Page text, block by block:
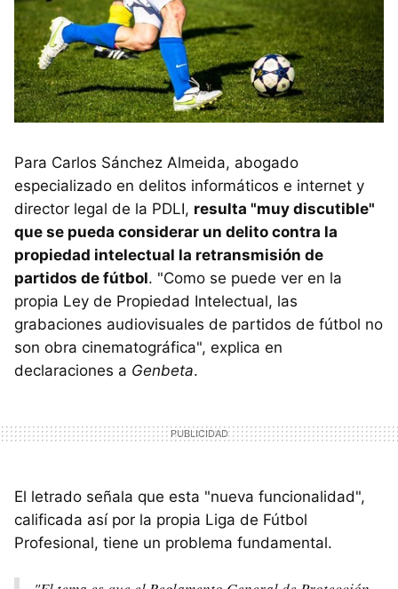
Para Carlos Sánchez Almeida, abogado
especializado en delitos informáticos e internet y
director legal de la PDLI, resulta "muy discutible"
que se pueda considerar un delito contra la
propiedad intelectual la retransmisión de
partidos de fútbol. "Como se puede ver en la
propia Ley de Propiedad Intelectual, las
grabaciones audiovisuales de partidos de fútbol no
son obra cinematográfica", explica en
declaraciones a Genbeta.
El letrado señala que esta "nueva funcionalidad",
calificada así por la propia Liga de Fútbol
Profesional, tiene un problema fundamental.